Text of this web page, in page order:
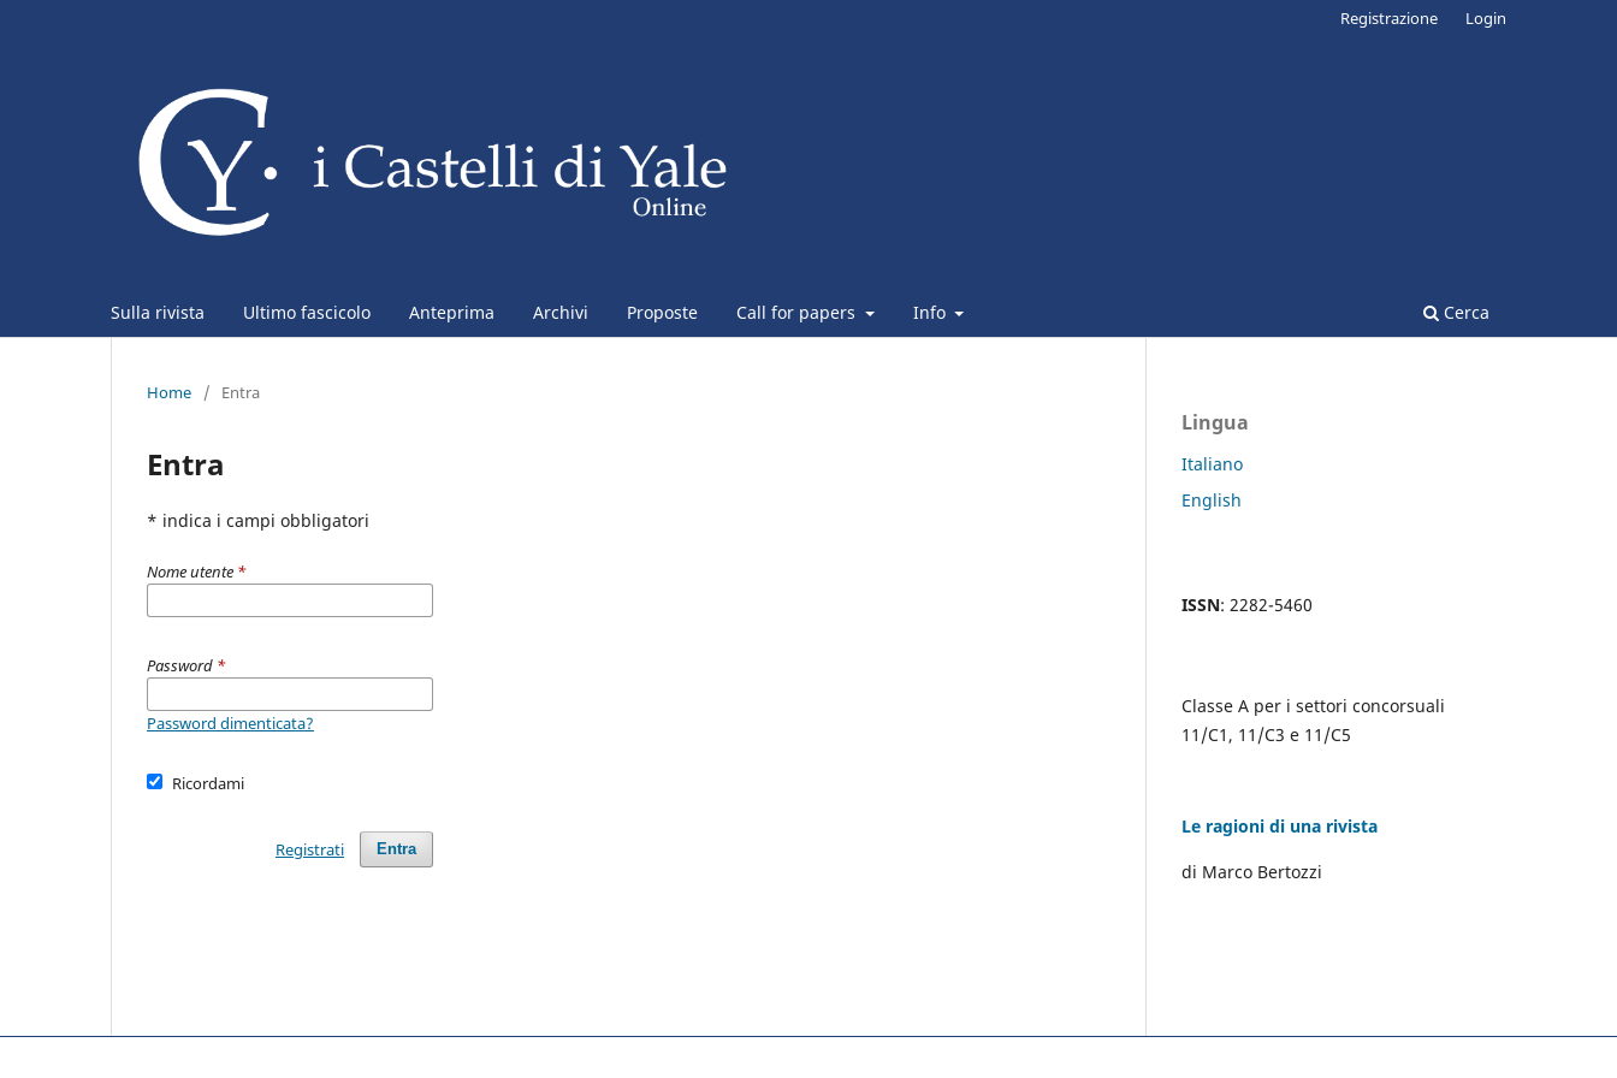
Sulla rivista Ultimo fascicolo Anteprima Archivi Proposte Call for papers Info Cerca
Registrazione Login
Home / Entra
Entra
* indica i campi obbligatori
Nome utente *
Password *
Password dimenticata?
Ricordami
Entra
Registrati
Lingua
Italiano
English
ISSN: 2282-5460
Classe A per i settori concorsuali
11/C1, 11/C3 e 11/C5
Le ragioni di una rivista
di Marco Bertozzi